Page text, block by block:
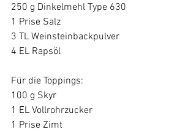
250 g Dinkelmehl Type 630
1 Prise Salz
3 TL Weinsteinbackpulver
4 EL Rapsöl
Für die Toppings:
100 g Skyr
1 EL Vollrohrzucker
1 Prise Zimt